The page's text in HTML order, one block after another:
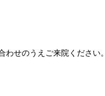
せのうえご来院ください。